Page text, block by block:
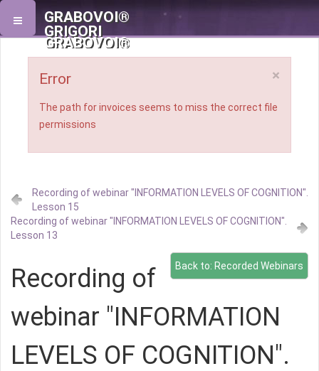
GRABOVOI®
GRIGORI
GRABOVOI®
×
Error
The path for invoices seems to miss the correct file
permissions
Recording of webinar "INFORMATION LEVELS OF COGNITION".
Lesson 15
Recording of webinar "INFORMATION LEVELS OF COGNITION".
Lesson 13
Back to: Recorded Webinars
Recording of
webinar "INFORMATION
LEVELS OF COGNITION".